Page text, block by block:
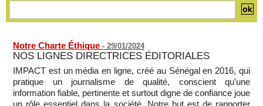
Notre Charte Éthique - 29/01/2024
NOS LIGNES DIRECTRICES ÉDITORIALES
IMPACT est un média en ligne, créé au Sénégal en 2016, qui
pratique un journalisme de qualité, conscient qu'une
information fiable, pertinente et surtout digne de confiance joue
un rôle essentiel dans la société. Notre but est de rapporter